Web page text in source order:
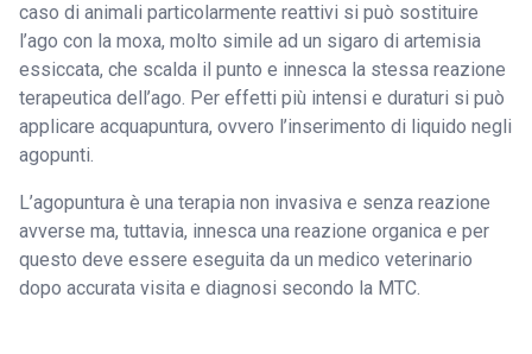
caso di animali particolarmente reattivi si può sostituire
l’ago con la moxa, molto simile ad un sigaro di artemisia
essiccata, che scalda il punto e innesca la stessa reazione
terapeutica dell’ago. Per effetti più intensi e duraturi si può
applicare acquapuntura, ovvero l’inserimento di liquido negli
agopunti.
L’agopuntura è una terapia non invasiva e senza reazione
avverse ma, tuttavia, innesca una reazione organica e per
questo deve essere eseguita da un medico veterinario
dopo accurata visita e diagnosi secondo la MTC.